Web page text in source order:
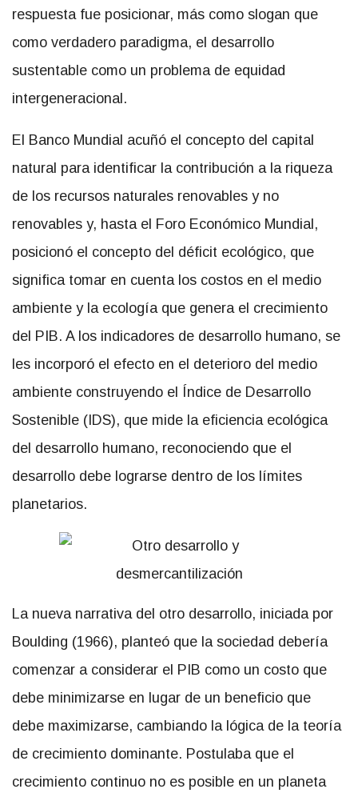
respuesta fue posicionar, más como slogan que
como verdadero paradigma, el desarrollo
sustentable como un problema de equidad
intergeneracional.
El Banco Mundial acuñó el concepto del capital
natural para identificar la contribución a la riqueza
de los recursos naturales renovables y no
renovables y, hasta el Foro Económico Mundial,
posicionó el concepto del déficit ecológico, que
significa tomar en cuenta los costos en el medio
ambiente y la ecología que genera el crecimiento
del PIB. A los indicadores de desarrollo humano, se
les incorporó el efecto en el deterioro del medio
ambiente construyendo el Índice de Desarrollo
Sostenible (IDS), que mide la eficiencia ecológica
del desarrollo humano, reconociendo que el
desarrollo debe lograrse dentro de los límites
planetarios.
La nueva narrativa del otro desarrollo, iniciada por
Boulding (1966), planteó que la sociedad debería
comenzar a considerar el PIB como un costo que
debe minimizarse en lugar de un beneficio que
debe maximizarse, cambiando la lógica de la teoría
de crecimiento dominante. Postulaba que el
crecimiento continuo no es posible en un planeta